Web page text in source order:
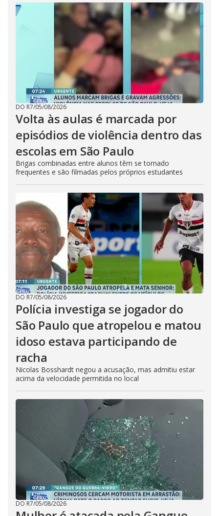
DO R7/05/08/2026
Volta às aulas é marcada por
episódios de violência dentro das
escolas em São Paulo
Brigas combinadas entre alunos têm se tornado
frequentes e são filmadas pelos próprios estudantes
DO R7/05/08/2026
Polícia investiga se jogador do
São Paulo que atropelou e matou
idoso estava participando de
racha
Nicolas Bosshardt negou a acusação, mas admitiu estar
acima da velocidade permitida no local
DO R7/05/08/2026